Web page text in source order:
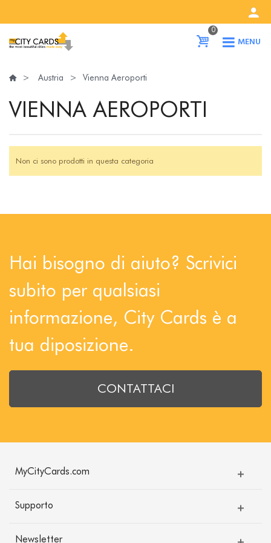
0
MENU
> Austria > Vienna Aeroporti
VIENNA AEROPORTI
Non ci sono prodotti in questa categoria
Hai bisogno di aiuto? Scrivici
subito per qualsiasi
informazione, City Cards è a
tua diposizione.
CONTATTACI
MyCityCards.com
Supporto
Newsletter